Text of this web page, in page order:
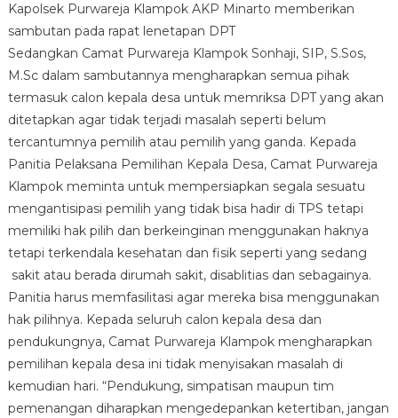
Kapolsek Purwareja Klampok AKP Minarto memberikan
sambutan pada rapat lenetapan DPT
Sedangkan Camat Purwareja Klampok Sonhaji, SIP, S.Sos,
M.Sc dalam sambutannya mengharapkan semua pihak
termasuk calon kepala desa untuk memriksa DPT yang akan
ditetapkan agar tidak terjadi masalah seperti belum
tercantumnya pemilih atau pemilih yang ganda. Kepada
Panitia Pelaksana Pemilihan Kepala Desa, Camat Purwareja
Klampok meminta untuk mempersiapkan segala sesuatu
mengantisipasi pemilih yang tidak bisa hadir di TPS tetapi
memiliki hak pilih dan berkeinginan menggunakan haknya
tetapi terkendala kesehatan dan fisik seperti yang sedang
sakit atau berada dirumah sakit, disablitias dan sebagainya.
Panitia harus memfasilitasi agar mereka bisa menggunakan
hak pilihnya. Kepada seluruh calon kepala desa dan
pendukungnya, Camat Purwareja Klampok mengharapkan
pemilihan kepala desa ini tidak menyisakan masalah di
kemudian hari. “Pendukung, simpatisan maupun tim
pemenangan diharapkan mengedepankan ketertiban, jangan